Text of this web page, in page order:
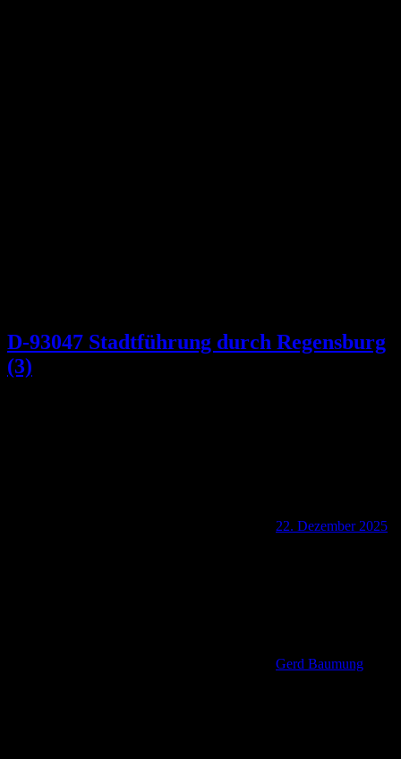
D-93047 Stadtführung durch Regensburg
(3)
22. Dezember 2025
Gerd Baumung